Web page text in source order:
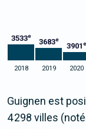
3533e
3683e
3901 e
2018 2019 2020
Guignen est
4 298 villes